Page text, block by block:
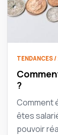
TENDANCES
?
Comment
êtes
pouvoir